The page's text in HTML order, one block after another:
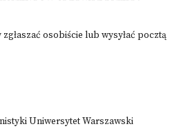
osobiście lub wysyłać pocztą
Uniwersytet Warszawski